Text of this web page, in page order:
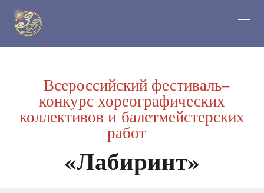
Всероссийский фестиваль–
конкурс хореографических
коллективов и балетмейстерских
работ
«Лабиринт»